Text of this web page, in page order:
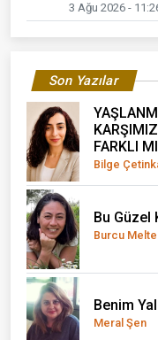
3 Ağu 2026 -
Son Yazılar
FARKLI
Bilge
Bu Güzel
Burcu
Benim
Meral Şen